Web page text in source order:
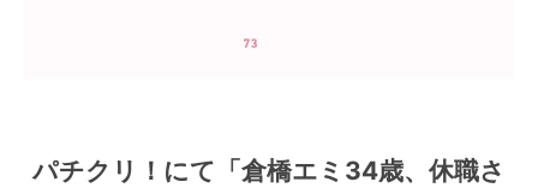
パチクリ！にて「倉橋エミ34歳、休職さ